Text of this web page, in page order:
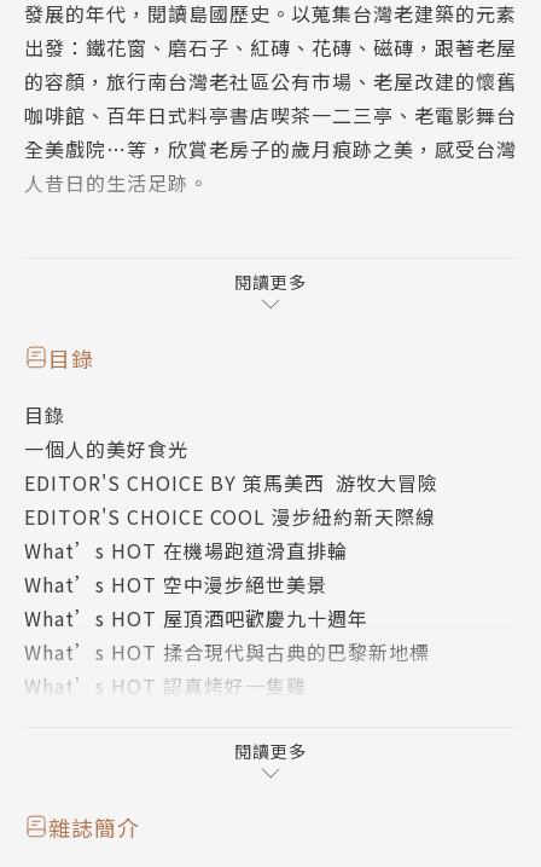
發展的年代，閱讀島國歷史。以蒐集台灣老建築的元素
出發：鐵花窗、磨石子、紅磚、花磚、磁磚，跟著老屋
的容顏，旅行南台灣老社區公有市場、老屋改建的懷舊
咖啡館、百年日式料亭書店喫茶一二三亭、老電影舞台
全美戲院…等，欣賞老房子的歲月痕跡之美，感受台灣
人昔日的生活足跡。
介紹台灣老建築元素的定義和特色：鐵花窗、磨石子、
屋顏工作室
自2013年開始，老屋顏工作室多次親身旅行台灣，探
訪不同時代的老建築，以攝影和文字專門蒐集老屋的容
貌和美學。專訪老屋顏工作室的創始人辛永勝、楊明
景，分享關於台灣老建築的歷史故事，並推薦老屋顏旅
行不可錯過的建築景點。
（一） 老市場大變身，戀舊鹽埕的老派生活
鹽埕第一公有市場，是全台灣最早期的的公有市場，保
築。在老屋翻修的風潮下，進駐了許多咖啡館、甜點
玩的都在入夜後，等著人們探訪，一起熱鬧到深夜。
閱讀更多
目錄
目錄
一個人的美好食光
EDITOR'S CHOICE BY 策馬美西 游牧大冒險
EDITOR'S CHOICE COOL 漫步紐約新天際線
What’s HOT 在機場跑道滑直排輪
What’s HOT 空中漫步絕世美景
What’s HOT 屋頂酒吧歡慶九十週年
What’s HOT 揉合現代與古典的巴黎新地標
What’s HOT 認真烤好一隻雞
R E C I P E 大人的下酒菜 利用半成品，十分鐘開喝
COVER STORY 旅行台灣老建築，看見寶島的生活況
味
閱讀更多
雜誌簡介